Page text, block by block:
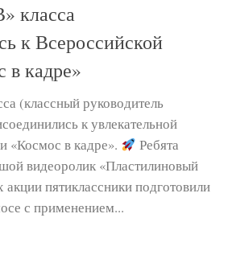
класса
к Всероссийской
в кадре»
(классный руководитель
к увлекательной
«Космос в кадре».
Ребята
видеоролик «Пластилиновый
пятиклассники подготовили
с применением...